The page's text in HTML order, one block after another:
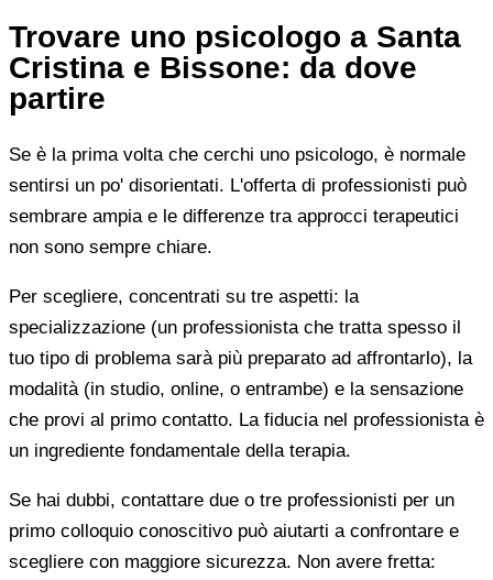
Trovare uno psicologo a Santa
Cristina e Bissone: da dove
partire
Se è la prima volta che cerchi uno psicologo, è normale
sentirsi un po' disorientati. L'offerta di professionisti può
sembrare ampia e le differenze tra approcci terapeutici
non sono sempre chiare.
Per scegliere, concentrati su tre aspetti: la
specializzazione (un professionista che tratta spesso il
tuo tipo di problema sarà più preparato ad affrontarlo), la
modalità (in studio, online, o entrambe) e la sensazione
che provi al primo contatto. La fiducia nel professionista è
un ingrediente fondamentale della terapia.
Se hai dubbi, contattare due o tre professionisti per un
primo colloquio conoscitivo può aiutarti a confrontare e
scegliere con maggiore sicurezza. Non avere fretta: